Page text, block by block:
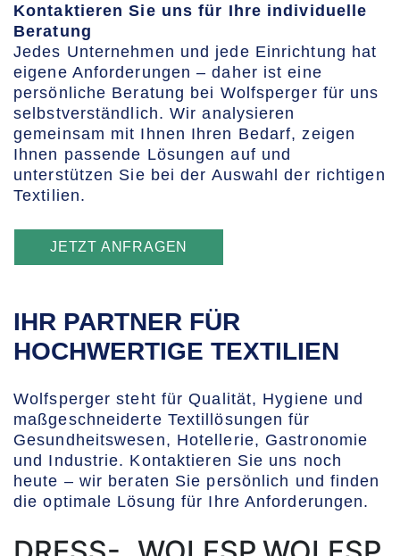
Kontaktieren Sie uns für Ihre individuelle
Beratung
Jedes Unternehmen und jede Einrichtung hat
eigene Anforderungen – daher ist eine
persönliche Beratung bei Wolfsperger für uns
selbstverständlich. Wir analysieren
gemeinsam mit Ihnen Ihren Bedarf, zeigen
Ihnen passende Lösungen auf und
unterstützen Sie bei der Auswahl der richtigen
Textilien.
JETZT ANFRAGEN
IHR PARTNER FÜR
HOCHWERTIGE TEXTILIEN
Wolfsperger steht für Qualität, Hygiene und
maßgeschneiderte Textillösungen für
Gesundheitswesen, Hotellerie, Gastronomie
und Industrie. Kontaktieren Sie uns noch
heute – wir beraten Sie persönlich und finden
die optimale Lösung für Ihre Anforderungen.